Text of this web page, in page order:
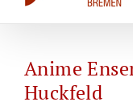
Anime
Huckfeld